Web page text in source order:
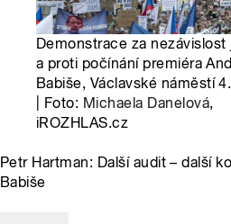
Demonstrace za nezávislost
a proti počínání premiéra
Babiše, Václavské náměstí
| Foto: Michaela Danelová,
iROZHLAS.cz
Petr Hartman: Další audit – další
Babiše